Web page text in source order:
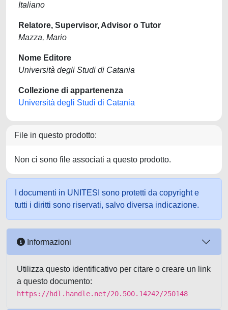
Italiano
Relatore, Supervisor, Advisor o Tutor
Mazza, Mario
Nome Editore
Università degli Studi di Catania
Collezione di appartenenza
Università degli Studi di Catania
File in questo prodotto:
Non ci sono file associati a questo prodotto.
I documenti in UNITESI sono protetti da copyright e
tutti i diritti sono riservati, salvo diversa indicazione.
Informazioni
Utilizza questo identificativo per citare o creare un link
a questo documento:
https://hdl.handle.net/20.500.14242/250148